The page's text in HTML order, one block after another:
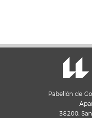
Pabellón de
38200,